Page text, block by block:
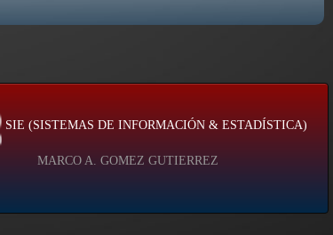
SIE (SISTEMAS DE INFORMACIÓN & ESTADÍSTICA)
MARCO A. GOMEZ GUTIERREZ